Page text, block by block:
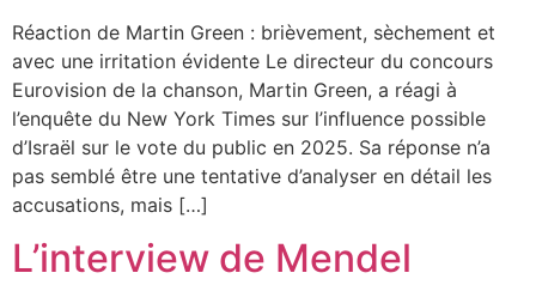
Réaction de Martin Green : brièvement, sèchement et
avec une irritation évidente Le directeur du concours
Eurovision de la chanson, Martin Green, a réagi à
l’enquête du New York Times sur l’influence possible
d’Israël sur le vote du public en 2025. Sa réponse n’a
pas semblé être une tentative d’analyser en détail les
accusations, mais […]
L’interview de Mendel